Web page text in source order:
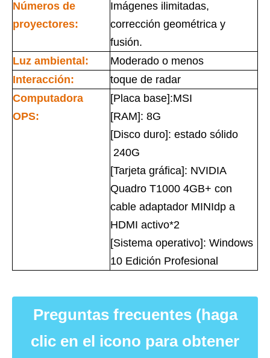
Números de
proyectores:
Imágenes ilimitadas,
corrección geométrica y
fusión.
Luz ambiental:
Moderado o menos
Interacción:
toque de radar
Computadora
OPS:
[Placa base]:MSI
[RAM]: 8G
[Disco duro]: estado sólido
240G
[Tarjeta gráfica]: NVIDIA
Quadro T1000 4GB+ con
cable adaptador MINIdp a
HDMI activo*2
[Sistema operativo]: Windows
10 Edición Profesional
Preguntas frecuentes (haga
clic en el icono para obtener